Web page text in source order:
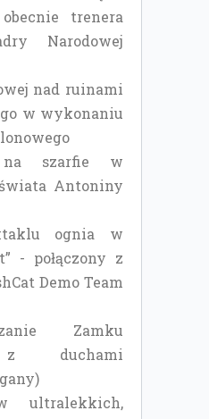
trenera
Narodowej
nad ruinami
w wykonaniu
szarfie w
Antoniny
ognia w
- połączony z
Demo Team
Zamku
z duchami
ultralekkich,